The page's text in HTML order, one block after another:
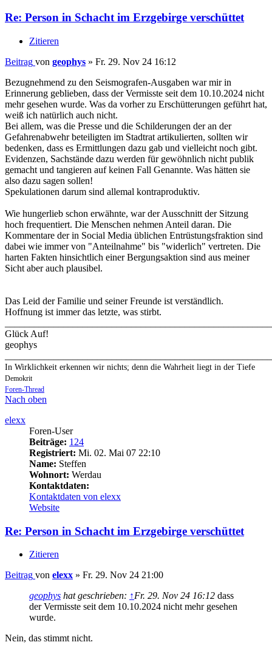
Re: Person in Schacht im Erzgebirge verschüttet
Zitieren
Beitrag von geophys » Fr. 29. Nov 24 16:12
Bezugnehmend zu den Seismografen-Ausgaben war mir in
Erinnerung geblieben, dass der Vermisste seit dem 10.10.2024 nicht
mehr gesehen wurde. Was da vorher zu Erschütterungen geführt hat,
weiß ich natürlich auch nicht.
Bei allem, was die Presse und die Schilderungen der an der
Gefahrenabwehr beteiligten im Stadtrat artikulierten, sollten wir
bedenken, dass es Ermittlungen dazu gab und vielleicht noch gibt.
Evidenzen, Sachstände dazu werden für gewöhnlich nicht publik
gemacht und tangieren auf keinen Fall Genannte. Was hätten sie
also dazu sagen sollen!
Spekulationen darum sind allemal kontraproduktiv.
Wie hungerlieb schon erwähnte, war der Ausschnitt der Sitzung
hoch frequentiert. Die Menschen nehmen Anteil daran. Die
Kommentare der in Social Media üblichen Entrüstungsfraktion sind
dabei wie immer von "Anteilnahme" bis "widerlich" vertreten. Die
harten Fakten hinsichtlich einer Bergungsaktion sind aus meiner
Sicht aber auch plausibel.
Das Leid der Familie und seiner Freunde ist verständlich.
Hoffnung ist immer das letzte, was stirbt.
Glück Auf!
geophys
In Wirklichkeit erkennen wir nichts; denn die Wahrheit liegt in der Tiefe
Demokrit
Foren-Thread
Nach oben
elexx
Foren-User
Beiträge: 124
Registriert: Mi. 02. Mai 07 22:10
Name: Steffen
Wohnort: Werdau
Kontaktdaten:
Kontaktdaten von elexx
Website
Re: Person in Schacht im Erzgebirge verschüttet
Zitieren
Beitrag von elexx » Fr. 29. Nov 24 21:00
geophys hat geschrieben: ↑Fr. 29. Nov 24 16:12 dass
der Vermisste seit dem 10.10.2024 nicht mehr gesehen
wurde.
Nein, das stimmt nicht.